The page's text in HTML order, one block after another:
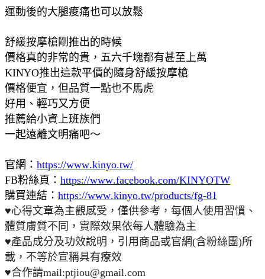
運動後的大腿痠痛也可以放鬆
舒緩按摩槍剛推出的時候
價格真的非常的貴，五六千塊都有甚至上萬
KINYO推出這款平價的隨身舒緩按摩槍
價格便宜，但品質一點也不馬虎
好用、輕巧又方便
推薦給小資上班族們
一起遠離文明痛吧～
官網： https://www.kinyo.tw/
FB粉絲頁： https://www.facebook.com/KINYOTW
購買連結： https://www.kinyo.tw/products/fg-81
♥心得文章為主觀感受，僅供參考，每個人使用習慣、
體質膚質不同，實際效果依每人體驗為主
♥產品成分及功效說明，引用商品或官網(含粉絲團)所
載，不等於宣稱具有療效
♥合作請mail:ptjiou@gmail.com